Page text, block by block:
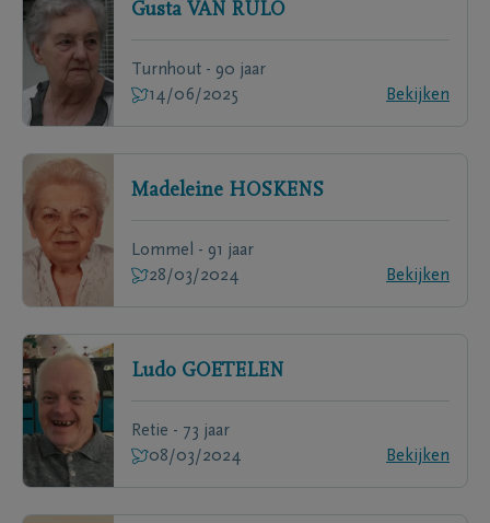
Gusta VAN RULO
Turnhout - 90 jaar
14/06/2025
Bekijken
Madeleine HOSKENS
Lommel - 91 jaar
28/03/2024
Bekijken
Ludo GOETELEN
Retie - 73 jaar
08/03/2024
Bekijken